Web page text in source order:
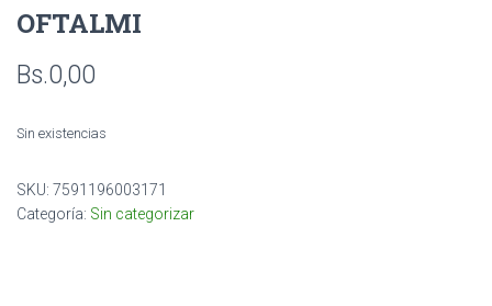
OFTALMI
Bs.0,00
Sin existencias
SKU: 7591196003171
Categoría: Sin categorizar